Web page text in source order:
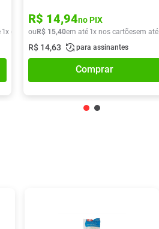
1x de R$ 9, 90
R$ 14,94no PIX
ou R$ 15,40em até 1x nos cartõesem até
R$ 14,63 para assinantes
Comprar